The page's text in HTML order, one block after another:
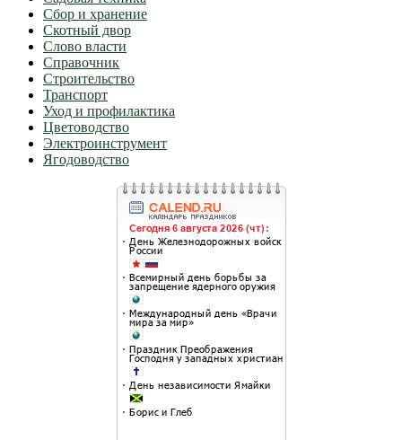
Сбор и хранение
Скотный двор
Слово власти
Справочник
Строительство
Транспорт
Уход и профилактика
Цветоводство
Электроинструмент
Ягодоводство